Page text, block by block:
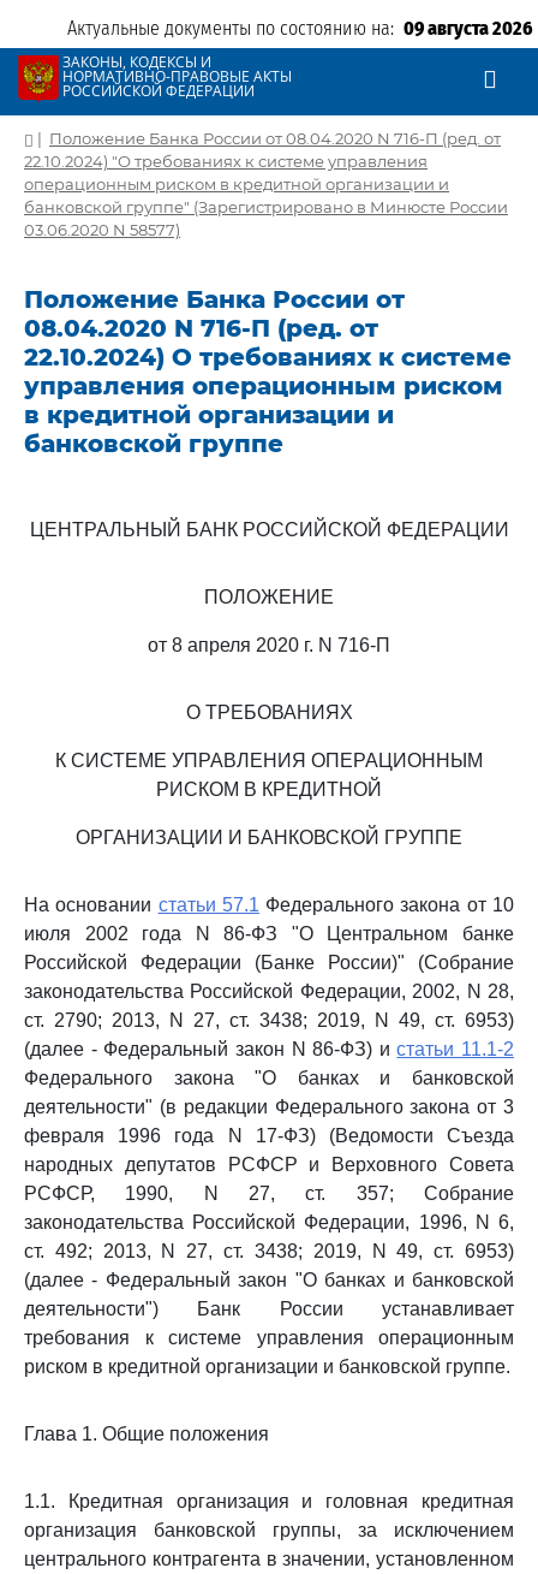
Актуальные документы по состоянию на: 09 августа 2026
ЗАКОНЫ, КОДЕКСЫ И
НОРМАТИВНО-ПРАВОВЫЕ АКТЫ
РОССИЙСКОЙ ФЕДЕРАЦИИ
| Положение Банка России от 08.04.2020 N 716-П (ред. от
22.10.2024) "О требованиях к системе управления
операционным риском в кредитной организации и
банковской группе" (Зарегистрировано в Минюсте России
03.06.2020 N 58577)
Положение Банка России от
08.04.2020 N 716-П (ред. от
22.10.2024) О требованиях к системе
управления операционным риском
в кредитной организации и
банковской группе
ЦЕНТРАЛЬНЫЙ БАНК РОССИЙСКОЙ ФЕДЕРАЦИИ
ПОЛОЖЕНИЕ
от 8 апреля 2020 г. N 716-П
О ТРЕБОВАНИЯХ
К СИСТЕМЕ УПРАВЛЕНИЯ ОПЕРАЦИОННЫМ
РИСКОМ В КРЕДИТНОЙ
ОРГАНИЗАЦИИ И БАНКОВСКОЙ ГРУППЕ
На основании статьи 57.1 Федерального закона от 10
июля 2002 года N 86-ФЗ "О Центральном банке
Российской Федерации (Банке России)" (Собрание
законодательства Российской Федерации, 2002, N 28,
ст. 2790; 2013, N 27, ст. 3438; 2019, N 49, ст. 6953)
(далее - Федеральный закон N 86-ФЗ) истатьи 11.1-2
Федерального закона "О банках и банковской
деятельности" (в редакции Федерального закона от 3
февраля 1996 года N 17-ФЗ) (Ведомости Съезда
народных депутатов РСФСР и Верховного Совета
РСФСР, 1990, N 27, ст. 357; Собрание
законодательства Российской Федерации, 1996, N 6,
ст. 492; 2013, N 27, ст. 3438; 2019, N 49, ст. 6953)
(далее - Федеральный закон "О банках и банковской
деятельности") Банк России устанавливает
требования к системе управления операционным
риском в кредитной организации и банковской группе.
Глава 1. Общие положения
1.1. Кредитная организация и головная кредитная
организация банковской группы, за исключением
центрального контрагента в значении, установленном